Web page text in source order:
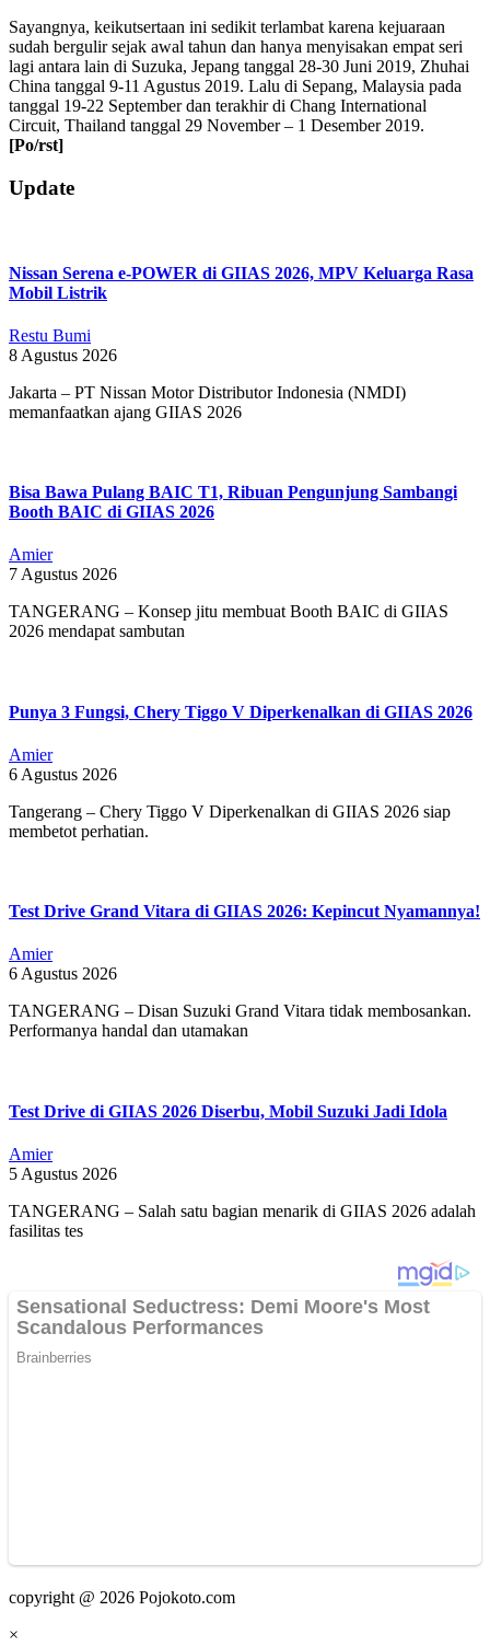
Sayangnya, keikutsertaan ini sedikit terlambat karena kejuaraan
sudah bergulir sejak awal tahun dan hanya menyisakan empat seri
lagi antara lain di Suzuka, Jepang tanggal 28-30 Juni 2019, Zhuhai
China tanggal 9-11 Agustus 2019. Lalu di Sepang, Malaysia pada
tanggal 19-22 September dan terakhir di Chang International
Circuit, Thailand tanggal 29 November – 1 Desember 2019.
[Po/rst]
2019-
06-
Update
Nissan Serena e-POWER di GIIAS 2026, MPV Keluarga Rasa
Mobil Listrik
Restu Bumi
8 Agustus 2026
Jakarta – PT Nissan Motor Distributor Indonesia (NMDI)
memanfaatkan ajang GIIAS 2026
Bisa Bawa Pulang BAIC T1, Ribuan Pengunjung Sambangi
Booth BAIC di GIIAS 2026
Amier
7 Agustus 2026
TANGERANG – Konsep jitu membuat Booth BAIC di GIIAS
2026 mendapat sambutan
Punya 3 Fungsi, Chery Tiggo V Diperkenalkan di GIIAS 2026
Amier
6 Agustus 2026
Tangerang – Chery Tiggo V Diperkenalkan di GIIAS 2026 siap
membetot perhatian.
Test Drive Grand Vitara di GIIAS 2026: Kepincut Nyamannya!
Amier
6 Agustus 2026
TANGERANG – Disan Suzuki Grand Vitara tidak membosankan.
Performanya handal dan utamakan
Test Drive di GIIAS 2026 Diserbu, Mobil Suzuki Jadi Idola
Amier
5 Agustus 2026
TANGERANG – Salah satu bagian menarik di GIIAS 2026 adalah
fasilitas tes
copyright @ 2026 Pojokoto.com
×